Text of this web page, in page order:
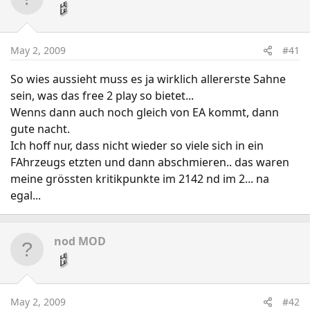
d
t
r
t
e
r
May 2, 2009 #41
So wies aussieht muss es ja wirklich allererste Sahne
sein, was das free 2 play so bietet...
Wenns dann auch noch gleich von EA kommt, dann
gute nacht.
Ich hoff nur, dass nicht wieder so viele sich in ein
FAhrzeugs etzten und dann abschmieren.. das waren
meine grössten kritikpunkte im 2142 nd im 2... na
egal...
nod MOD
May 2, 2009 #42